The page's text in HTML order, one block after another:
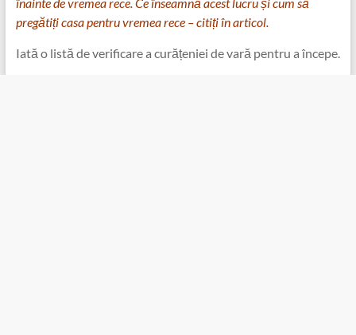
pregătiți casa pentru vremea rece – citiți în articol.
Iată o listă de verificare a curățeniei de vară pentru a începe.